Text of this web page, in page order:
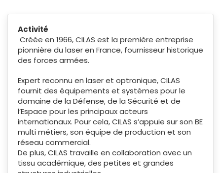
Activité
Créée en 1966, CILAS est la première entreprise
pionnière du laser en France, fournisseur historique
des forces armées.
Expert reconnu en laser et optronique, CILAS
fournit des équipements et systèmes pour le
domaine de la Défense, de la Sécurité et de
l’Espace pour les principaux acteurs
internationaux. Pour cela, CILAS s’appuie sur son BE
multi métiers, son équipe de production et son
réseau commercial.
De plus, CILAS travaille en collaboration avec un
tissu académique, des petites et grandes